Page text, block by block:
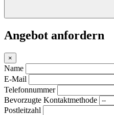
Angebot anfordern
×
Name
E-Mail
Telefonnummer
Bevorzugte Kontaktmethode
Postleitzahl